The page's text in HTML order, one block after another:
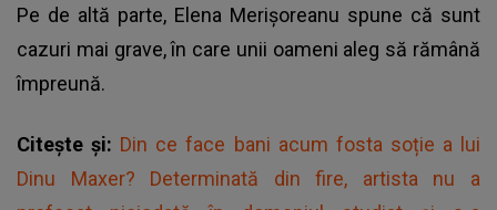
Pe de altă parte, Elena Merișoreanu spune că sunt
cazuri mai grave, în care unii oameni aleg să rămână
împreună.
Citește și: Din ce face bani acum fosta soție a lui
Dinu Maxer? Determinată din fire, artista nu a